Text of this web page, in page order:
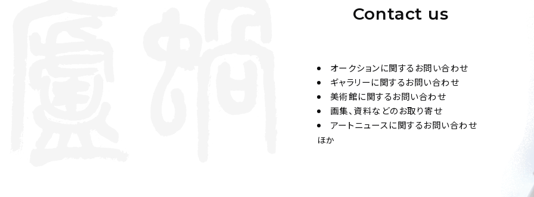
Contact us
オークションに関するお問い合わせ
ギャラリーに関するお問い合わせ
美術館に関するお問い合わせ
画集、資料などのお取り寄せ
アートニュースに関するお問い合わせ
ほか